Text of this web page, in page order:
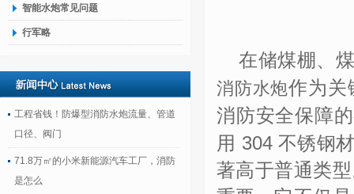
智能水炮常见问题
行军略
工程省钱！防爆型消防水炮流量、管道
口径、阀门
71.8万㎡的小米新能源汽车工厂，消防
是怎么
在储煤棚、
消防水炮作为关
消防安全保障
用 304 不锈钢
著高于普通类